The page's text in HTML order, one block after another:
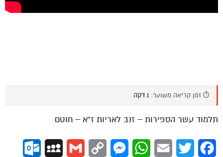
⏱️ זמן קריאה משוער: 1 דקה
תלמוד עשר הספירות – זנב לאריות ז”א – חוטם
Facebook
Twitter
Email
WhatsApp
Messenger
Copy
Gmail
MySpace